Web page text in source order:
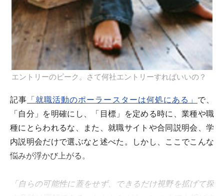
エントリーのピーク。さて何社エントリーすればいいの？
記事 「就職活動のポーラースターは何処にある」 で、
「自分」を明確にし、「目標」を定める時に、業種や職
種にとらわれるな、また、就職サイトや合同説明会、学
内説明会だけで選ぶなと述べた。しかし、ここでこんな
悩みが浮かび上がる。
「自らの可能性に蓋をせず、できるだけ視野を拡げて探